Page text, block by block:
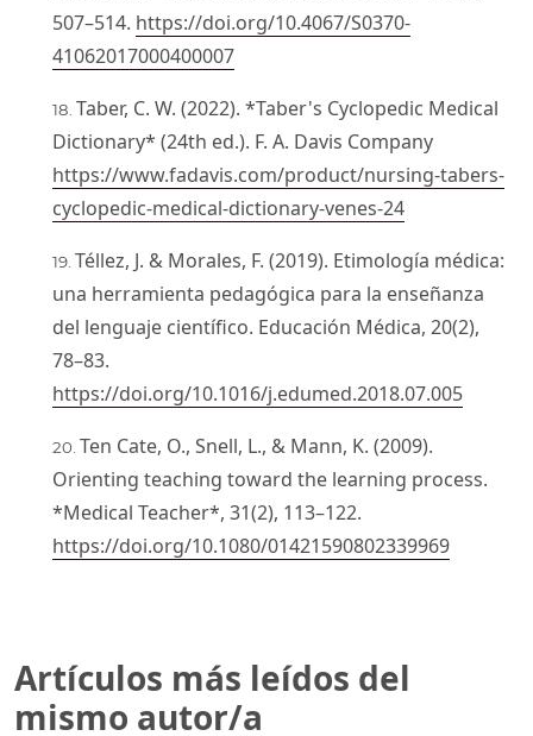
507–514. https://doi.org/10.4067/S0370-
41062017000400007
Taber, C. W. (2022). *Taber's Cyclopedic Medical
Dictionary* (24th ed.). F. A. Davis Company
https://www.fadavis.com/product/nursing-tabers-
cyclopedic-medical-dictionary-venes-24
Téllez, J. & Morales, F. (2019). Etimología médica:
una herramienta pedagógica para la enseñanza
del lenguaje científico. Educación Médica, 20(2),
78–83.
https://doi.org/10.1016/j.edumed.2018.07.005
Ten Cate, O., Snell, L., & Mann, K. (2009).
Orienting teaching toward the learning process.
*Medical Teacher*, 31(2), 113–122.
https://doi.org/10.1080/01421590802339969
Artículos más leídos del
mismo autor/a